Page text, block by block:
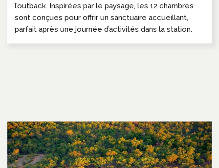
l’outback. Inspirées par le paysage, les 12 chambres
sont conçues pour offrir un sanctuaire accueillant,
parfait après une journée d’activités dans la station.